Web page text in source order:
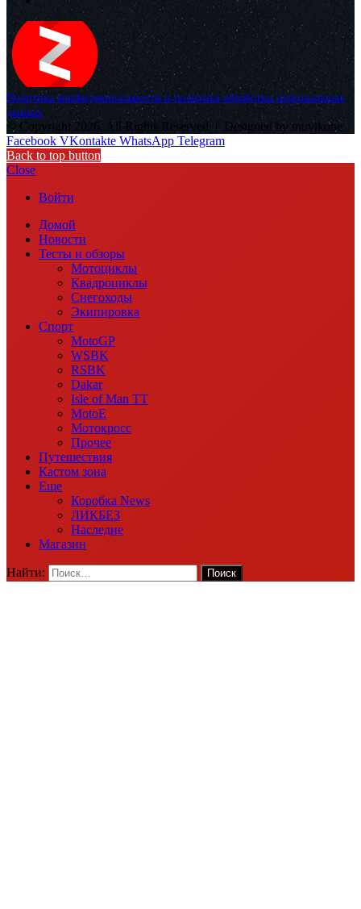
Политика конфиденциальности и политика обработки персональных
данных
© Copyright 2026, All Rights Reserved |
Designed by muvikone
Facebook VKontakte WhatsApp Telegram
Back to top button
Close
Войти
Домой
Новости
Тесты и обзоры
Мотоциклы
Квадроциклы
Снегоходы
Экипировка
Спорт
MotoGP
WSBK
RSBK
Dakar
Isle of Man TT
MotoE
Мотокросс
Прочее
Путешествия
Кастом зона
Еще
Коробка News
ЛИКБЕЗ
Наследие
Магазин
Найти: